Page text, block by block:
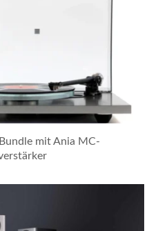
mit Ania MC-